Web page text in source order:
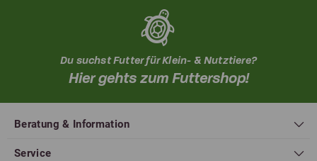
Du suchst Futter für Klein- & Nutztiere?
Hier gehts zum Futtershop!
Beratung & Information
Service